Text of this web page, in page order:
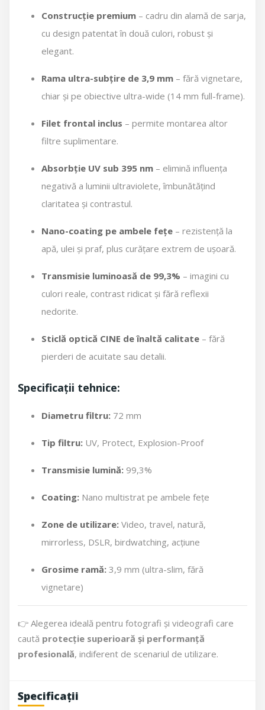
Construcție premium – cadru din alamă de sarja,
cu design patentat în două culori, robust și
elegant.
Rama ultra-subțire de 3,9 mm – fără vignetare,
chiar și pe obiective ultra-wide (14 mm full-frame).
Filet frontal inclus – permite montarea altor
filtre suplimentare.
Absorbție UV sub 395 nm – elimină influența
negativă a luminii ultraviolete, îmbunătățind
claritatea și contrastul.
Nano-coating pe ambele fețe – rezistență la
apă, ulei și praf, plus curățare extrem de ușoară.
Transmisie luminoasă de 99,3% – imagini cu
culori reale, contrast ridicat și fără reflexii
nedorite.
Sticlă optică CINE de înaltă calitate – fără
pierderi de acuitate sau detalii.
Specificații tehnice:
Diametru filtru: 72 mm
Tip filtru: UV, Protect, Explosion-Proof
Transmisie lumină: 99,3%
Coating: Nano multistrat pe ambele fețe
Zone de utilizare: Video, travel, natură,
mirrorless, DSLR, birdwatching, acțiune
Grosime ramă: 3,9 mm (ultra-slim, fără
vignetare)
👉 Alegerea ideală pentru fotografi și videografi care
caută protecție superioară și performanță
profesională, indiferent de scenariul de utilizare.
Specificații